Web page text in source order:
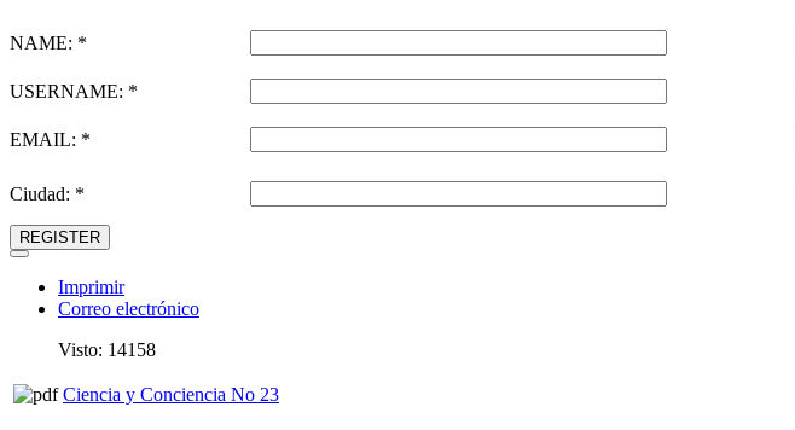
NAME: *
USERNAME: *
EMAIL: *
Ciudad: *
REGISTER
Imprimir
Correo electrónico
Visto: 14158
Ciencia y Conciencia No 23